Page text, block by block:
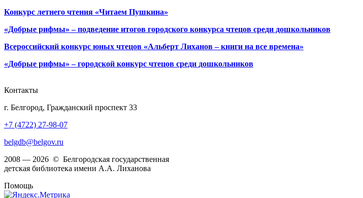
Конкурс летнего чтения «Читаем Пушкина»
«Добрые рифмы» – подведение итогов городского конкурса чтецов среди дошкольников
Всероссийский конкурс юных чтецов «Альберт Лиханов – книги на все времена»
«Добрые рифмы» – городской конкурс чтецов среди дошкольников
Контакты
г. Белгород, Гражданский проспект 33
+7 (4722) 27-98-07
belgdb@belgov.ru
2008 — 2026 © Белгородская государственная
детская библиотека имени А.А. Лиханова
Помощь